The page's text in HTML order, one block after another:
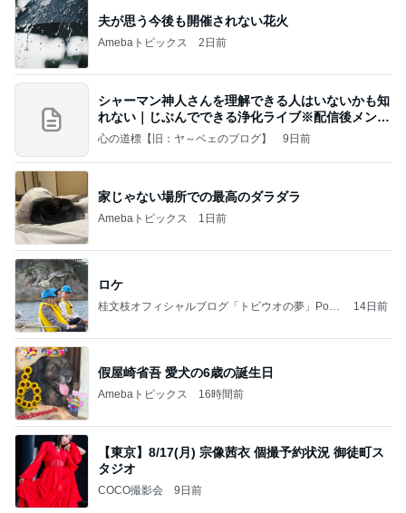
夫が思う今後も開催されない花火
Amebaトピックス 2日前
シャーマン神人さんを理解できる人はいないかも知
れない｜じぶんでできる浄化ライブ※配信後メンバ
ー限
心の道標【旧：ヤ～ベェのブログ】 9日前
家じゃない場所での最高のダラダラ
Amebaトピックス 1日前
ロケ
桂文枝オフィシャルブログ「トビウオの夢」Pow
14日前
假屋崎省吾 愛犬の6歳の誕生日
Amebaトピックス 16時間前
【東京】8/17(月) 宗像茜衣 個撮予約状況 御徒町ス
タジオ
COCO撮影会 9日前